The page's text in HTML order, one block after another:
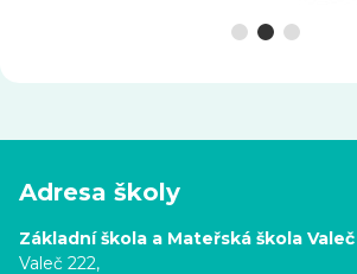
Adresa školy
Základní škola a Mateřská škola Valeč
Valeč 222,